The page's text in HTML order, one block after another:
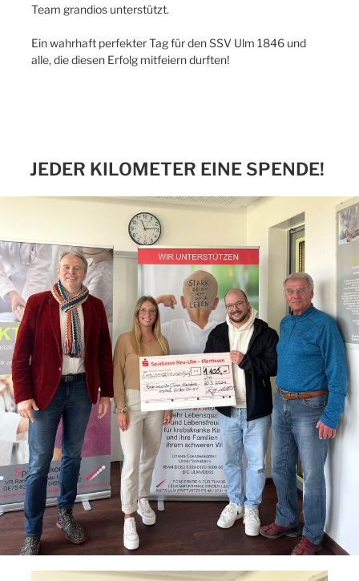
Team grandios unterstützt.
Ein wahrhaft perfekter Tag für den SSV Ulm 1846 und
alle, die diesen Erfolg mitfeiern durften!
JEDER KILOMETER EINE SPENDE!